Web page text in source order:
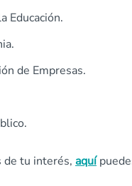
Educación.
de Empresas.
de tu interés, aquí